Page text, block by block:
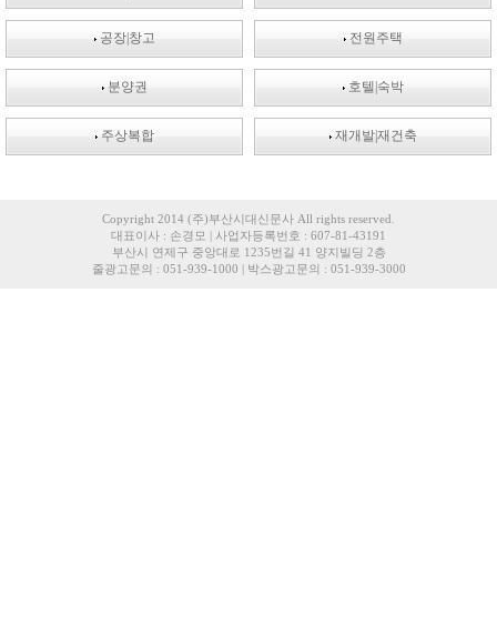
공장|창고 전원주택
분양권 호텔|숙박
주상복합 재개발|재건축
Copyright 2014 (주)부산시대신문사 All rights reserved.
대표이사 : 손경모 | 사업자등록번호 : 607-81-43191
부산시 연제구 중앙대로 1235번길 41 양지빌딩 2층
줄광고문의 : 051-939-1000 | 박스광고문의 : 051-939-3000